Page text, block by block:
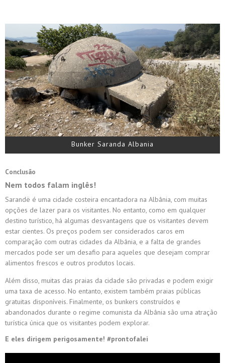
Bunker Saranda Albania
Conclusão
Nem todos falam inglês!
Sarandë é uma cidade costeira encantadora na Albânia, com muitas
opções de lazer para os visitantes. No entanto, como em qualquer
destino turístico, há algumas desvantagens que os visitantes devem
estar cientes. Os preços podem ser considerados caros em
comparação com outras cidades da Albânia, e a falta de grandes
mercados pode ser um desafio para aqueles que desejam comprar
alimentos frescos e outros produtos locais.
Além disso, muitas das praias da cidade são privadas e podem exigir
uma taxa de acesso. No entanto, existem também praias públicas
gratuitas disponíveis. Finalmente, os bunkers construídos e
abandonados durante o regime comunista da Albânia são uma atração
turística única que os visitantes podem explorar.
E eles dirigem perigosamente! #prontofalei